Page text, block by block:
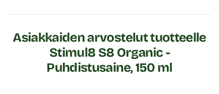
Sopii kaikille materiaaleille.
Tuotetiedot:
Koko: 150 ml
Asiakkaiden arvostelut tuotteelle
Stimul8 S8 Organic -
Puhdistusaine, 150 ml